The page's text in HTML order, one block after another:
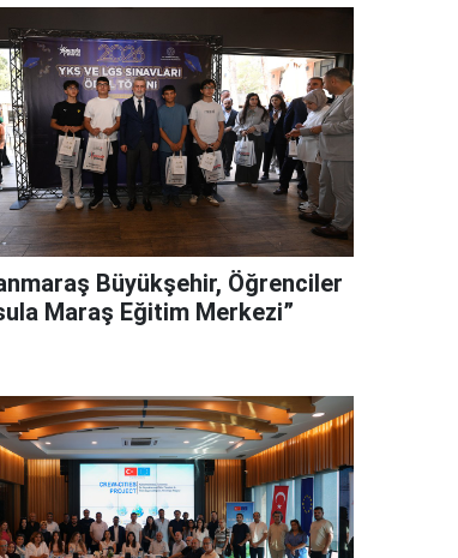
Büyükşehir, Öğrenciler
Maraş Eğitim Merkezi”